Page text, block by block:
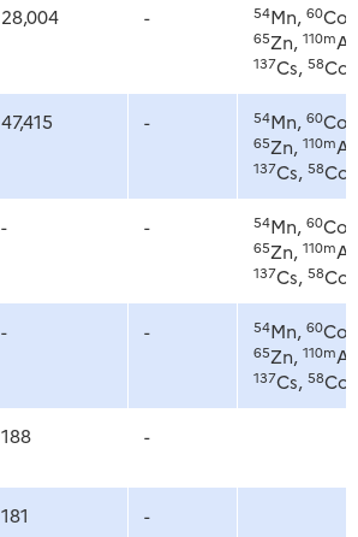
28,004 - 54Mn, 60Co,
65Zn, 110m
137Cs, 58Co
47,415 - 54Mn, 60Co,
65Zn, 110m
137Cs, 58Co
- - 54Mn, 60Co,
65Zn, 110m
137Cs, 58Co
- - 54Mn, 60Co,
65Zn, 110m
137Cs, 58Co
188 -
181 -